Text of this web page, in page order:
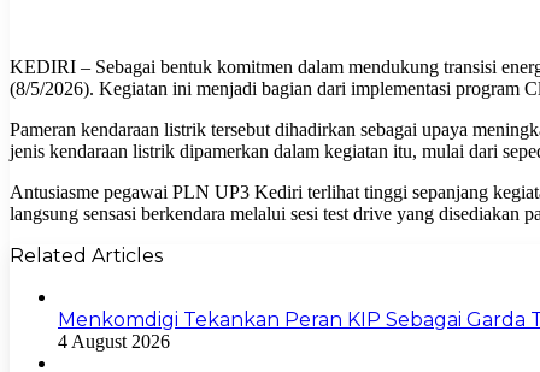
KEDIRI – Sebagai bentuk komitmen dalam mendukung transisi
(8/5/2026). Kegiatan ini menjadi bagian dari implementasi program
Pameran kendaraan listrik tersebut dihadirkan sebagai upaya
jenis kendaraan listrik dipamerkan dalam kegiatan itu, mulai dari
Antusiasme pegawai PLN UP3 Kediri terlihat tinggi sepanjang
langsung sensasi berkendara melalui sesi test drive yang disediakan
Related Articles
Menkomdigi Tekankan Peran KIP Sebagai
4 August 2026